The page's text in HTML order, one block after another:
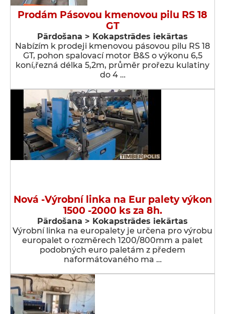
Prodám Pásovou kmenovou pilu RS 18
GT
Pārdošana > Kokapstrādes iekārtas
Nabízím k prodeji kmenovou pásovou pilu RS 18
GT, pohon spalovací motor B&S o výkonu 6,5
koní,řezná délka 5,2m, průměr prořezu kulatiny
do 4 …
Nová -Výrobní linka na Eur palety výkon
1500 -2000 ks za 8h.
Pārdošana > Kokapstrādes iekārtas
Výrobní linka na europalety je určena pro výrobu
europalet o rozměrech 1200/800mm a palet
podobných euro paletám z předem
naformátovaného ma …